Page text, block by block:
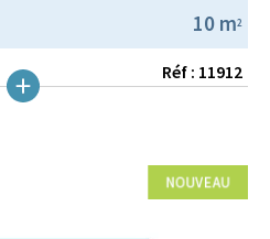
10 m2
Réf : 11912